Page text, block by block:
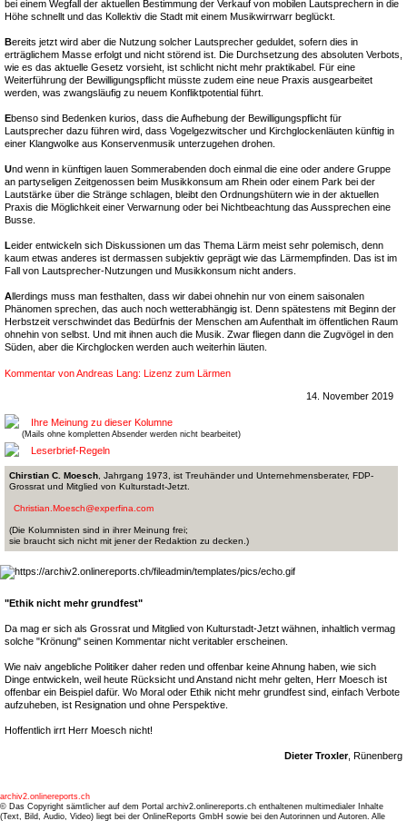
bei einem Wegfall der aktuellen Bestimmung der Verkauf von mobilen Lautsprechern in die
Höhe schnellt und das Kollektiv die Stadt mit einem Musikwirrwarr beglückt.
Bereits jetzt wird aber die Nutzung solcher Lautsprecher geduldet, sofern dies in
erträglichem Masse erfolgt und nicht störend ist. Die Durchsetzung des absoluten Verbots,
wie es das aktuelle Gesetz vorsieht, ist schlicht nicht mehr praktikabel. Für eine
Weiterführung der Bewilligungspflicht müsste zudem eine neue Praxis ausgearbeitet
werden, was zwangsläufig zu neuem Konfliktpotential führt.
Ebenso sind Bedenken kurios, dass die Aufhebung der Bewilligungspflicht für
Lautsprecher dazu führen wird, dass Vogelgezwitscher und Kirchglockenläuten künftig in
einer Klangwolke aus Konservenmusik unterzugehen drohen.
Und wenn in künftigen lauen Sommerabenden doch einmal die eine oder andere Gruppe
an partyseligen Zeitgenossen beim Musikkonsum am Rhein oder einem Park bei der
Lautstärke über die Stränge schlagen, bleibt den Ordnungshütern wie in der aktuellen
Praxis die Möglichkeit einer Verwarnung oder bei Nichtbeachtung das Aussprechen eine
Busse.
Leider entwickeln sich Diskussionen um das Thema Lärm meist sehr polemisch, denn
kaum etwas anderes ist dermassen subjektiv geprägt wie das Lärmempfinden. Das ist im
Fall von Lautsprecher-Nutzungen und Musikkonsum nicht anders.
Allerdings muss man festhalten, dass wir dabei ohnehin nur von einem saisonalen
Phänomen sprechen, das auch noch wetterabhängig ist. Denn spätestens mit Beginn der
Herbstzeit verschwindet das Bedürfnis der Menschen am Aufenthalt im öffentlichen Raum
ohnehin von selbst. Und mit ihnen auch die Musik. Zwar fliegen dann die Zugvögel in den
Süden, aber die Kirchglocken werden auch weiterhin läuten.
Kommentar von Andreas Lang: Lizenz zum Lärmen
14. November 2019
Ihre Meinung zu dieser Kolumne
(Mails ohne kompletten Absender werden nicht bearbeitet)
Leserbrief-Regeln
Chirstian C. Moesch , Jahrgang 1973, ist Treuhänder und Unternehmensberater, FDP-
Grossrat und Mitglied von Kulturstadt-Jetzt.
Christian.Moesch@experfina.com
(Die Kolumnisten sind in ihrer Meinung frei;
sie braucht sich nicht mit jener der Redaktion zu decken.)
"Ethik nicht mehr grundfest"
Da mag er sich als Grossrat und Mitglied von Kulturstadt-Jetzt wähnen, inhaltlich vermag
solche "Krönung" seinen Kommentar nicht veritabler erscheinen.
Wie naiv angebliche Politiker daher reden und offenbar keine Ahnung haben, wie sich
Dinge entwickeln, weil heute Rücksicht und Anstand nicht mehr gelten, Herr Moesch ist
offenbar ein Beispiel dafür. Wo Moral oder Ethik nicht mehr grundfest sind, einfach Verbote
aufzuheben, ist Resignation und ohne Perspektive.
Hoffentlich irrt Herr Moesch nicht!
Dieter Troxler, Rünenberg
archiv2.onlinereports.ch
© Das Copyright sämtlicher auf dem Portal archiv2.onlinereports.ch enthaltenen multimedialer Inhalte
(Text, Bild, Audio, Video) liegt bei der OnlineReports GmbH sowie bei den Autorinnen und Autoren. Alle